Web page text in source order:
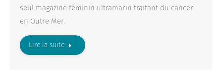
seul magazine féminin ultramarin traitant du cancer
en Outre Mer.
Lire la suite